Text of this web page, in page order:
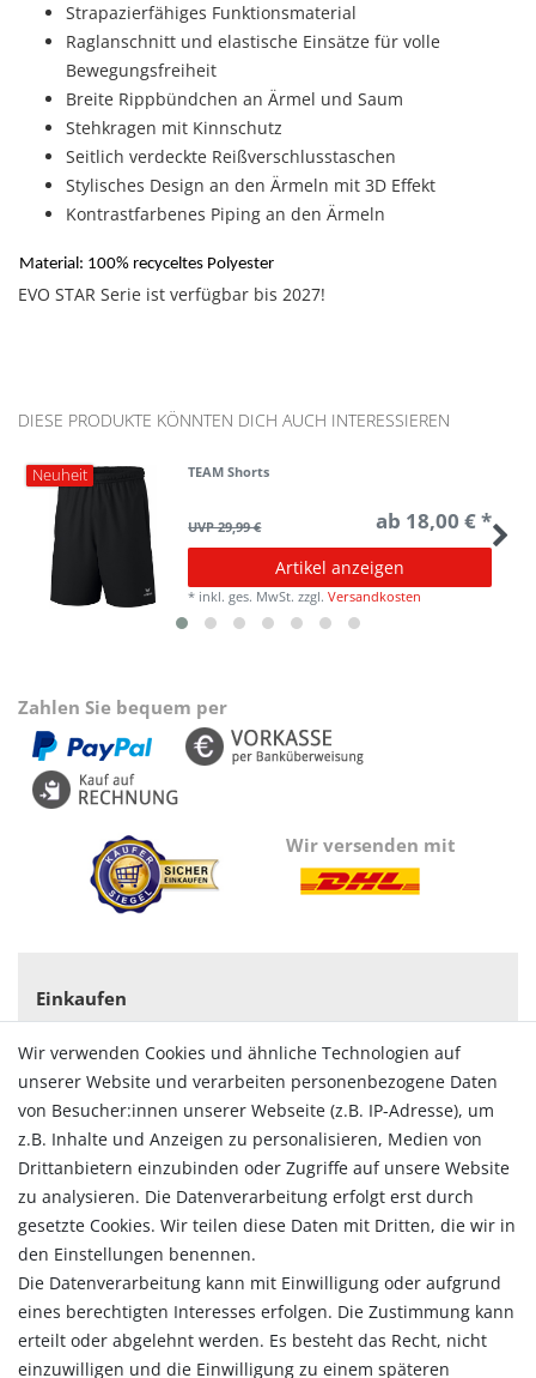
Strapazierfähiges Funktionsmaterial
Raglanschnitt und elastische Einsätze für volle
Bewegungsfreiheit
Breite Rippbündchen an Ärmel und Saum
Stehkragen mit Kinnschutz
Seitlich verdeckte Reißverschlusstaschen
Stylisches Design an den Ärmeln mit 3D Effekt
Kontrastfarbenes Piping an den Ärmeln
Material: 100% recyceltes Polyester
EVO STAR Serie ist verfügbar bis 2027!
DIESE PRODUKTE KÖNNTEN DICH AUCH INTERESSIEREN
Neuheit TEAM Shorts
UVP 29,99 € ab 18,00 € *
Artikel anzeigen
* inkl. ges. MwSt. zzgl.Versandkosten
Zahlen Sie bequem per
Wir versenden mit
Einkaufen
Zahlungsarten
Versandarten & -kosten
Widerrufsrecht
Vertrag widerrufen
Konto
Login
Registrieren
Warenkorb
Zur Kasse
Allgemein
Kontakt
Wir verwenden Cookies und ähnliche Technologien auf
unserer Website und verarbeiten personenbezogene Daten
von Besucher:innen unserer Webseite (z.B. IP-Adresse), um
z.B. Inhalte und Anzeigen zu personalisieren, Medien von
Drittanbietern einzubinden oder Zugriffe auf unsere Website
zu analysieren. Die Datenverarbeitung erfolgt erst durch
gesetzte Cookies. Wir teilen diese Daten mit Dritten, die wir in
den Einstellungen benennen.
Die Datenverarbeitung kann mit Einwilligung oder aufgrund
eines berechtigten Interesses erfolgen. Die Zustimmung kann
erteilt oder abgelehnt werden. Es besteht das Recht, nicht
einzuwilligen und die Einwilligung zu einem späteren